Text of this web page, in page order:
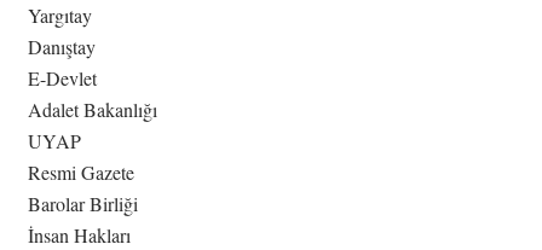
Yargıtay
Danıştay
E-Devlet
Adalet Bakanlığı
UYAP
Resmi Gazete
Barolar Birliği
İnsan Hakları